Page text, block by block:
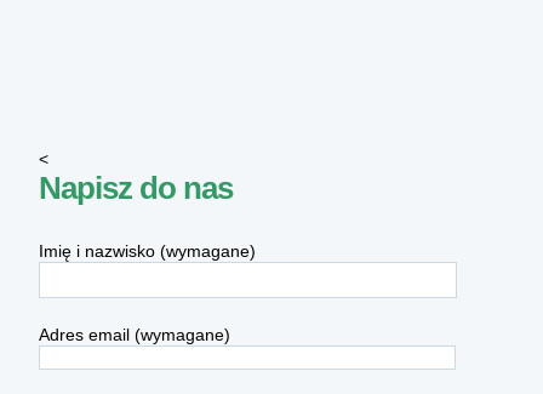
<
Napisz do nas
Imię i nazwisko (wymagane)
Adres email (wymagane)